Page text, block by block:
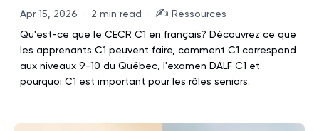
Apr 15, 2026 · 2 min read · ✍️ Ressources
Qu'est-ce que le CECR C1 en français? Découvrez ce que
les apprenants C1 peuvent faire, comment C1 correspond
aux niveaux 9-10 du Québec, l'examen DALF C1 et
pourquoi C1 est important pour les rôles seniors.